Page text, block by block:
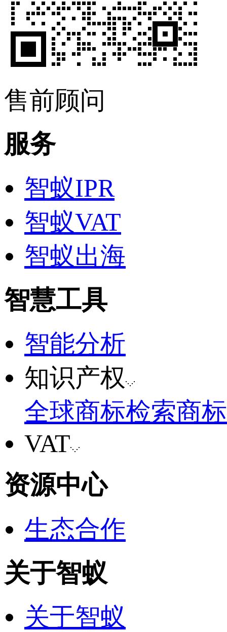
售前顾问
服务
智蚁IPR
智蚁VAT
智蚁出海
智慧工具
智能分析
知识产权
全球商标检索商
VAT
资源中心
生态合作
关于智蚁
关于智蚁